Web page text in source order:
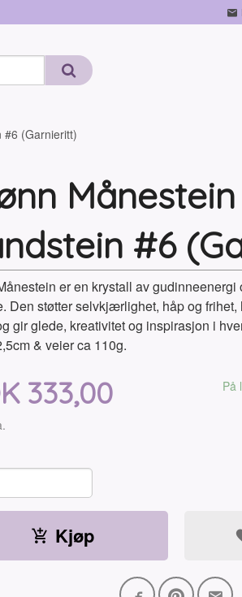
#6 (Garnieritt)
Månestein
#6
er en krystall av gudinneenergi
Den støtter selvkjærlighet, håp og frihet,
gir glede, kreativitet og inspirasjon i
& veier ca 110g.
333,00 På
Kjøp